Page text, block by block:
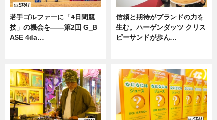
若手ゴルファーに「4日間競
技」の機会を——第2回 G_B
ASE 4da…
信頼と期待がブランドの力を
生む。ハーゲンダッツ クリス
ピーサンドが歩ん…